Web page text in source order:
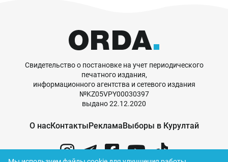
Свидетельство о постановке на учет периодического
печатного издания,
информационного агентства и сетевого издания
№KZ05VPY00030397
выдано 22.12.2020
О насКонтактыРекламаВыборы в Курултай